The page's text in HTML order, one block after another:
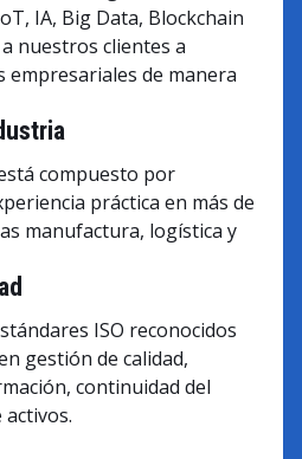
compuesto por
práctica en más de
manufactura, logística y
ISO reconocidos
gestión de calidad,
continuidad del
IA, Big Data, Blockchain
nuestros clientes a
empresariales de manera